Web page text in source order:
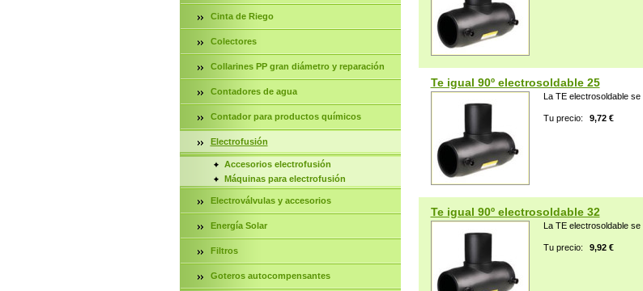
Te igual 90º electrosoldable 25
La TE electrosoldable se
Tu precio: 9,72 €
Te igual 90º electrosoldable 32
La TE electrosoldable se
Tu precio: 9,92 €
Cinta de Riego
Colectores
Collarines PP gran diámetro y reparación
Contadores de agua
Contador para productos químicos
Electrofusión
Accesorios electrofusión
Máquinas para electrofusión
Electroválvulas y accesorios
Energía Solar
Filtros
Goteros autocompensantes